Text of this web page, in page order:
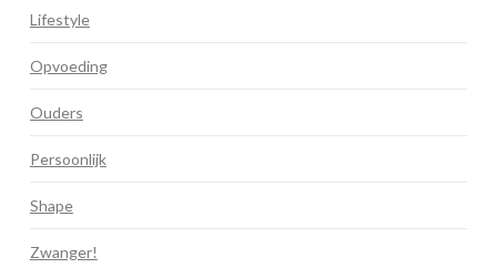
Lifestyle
Opvoeding
Ouders
Persoonlijk
Shape
Zwanger!